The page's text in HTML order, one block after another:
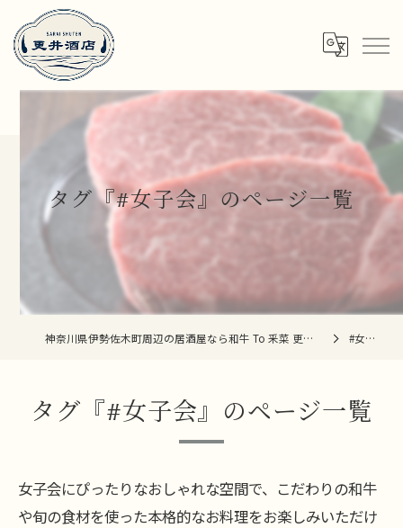
タグ『#女子会』のページ一覧
神奈川県伊勢佐木町周辺の居酒屋なら和牛 To 釆菜 更井酒店 #女子会
タグ『#女子会』のページ一覧
女子会にぴったりなおしゃれな空間で、こだわりの和牛
や旬の食材を使った本格的なお料理をお楽しみいただけ